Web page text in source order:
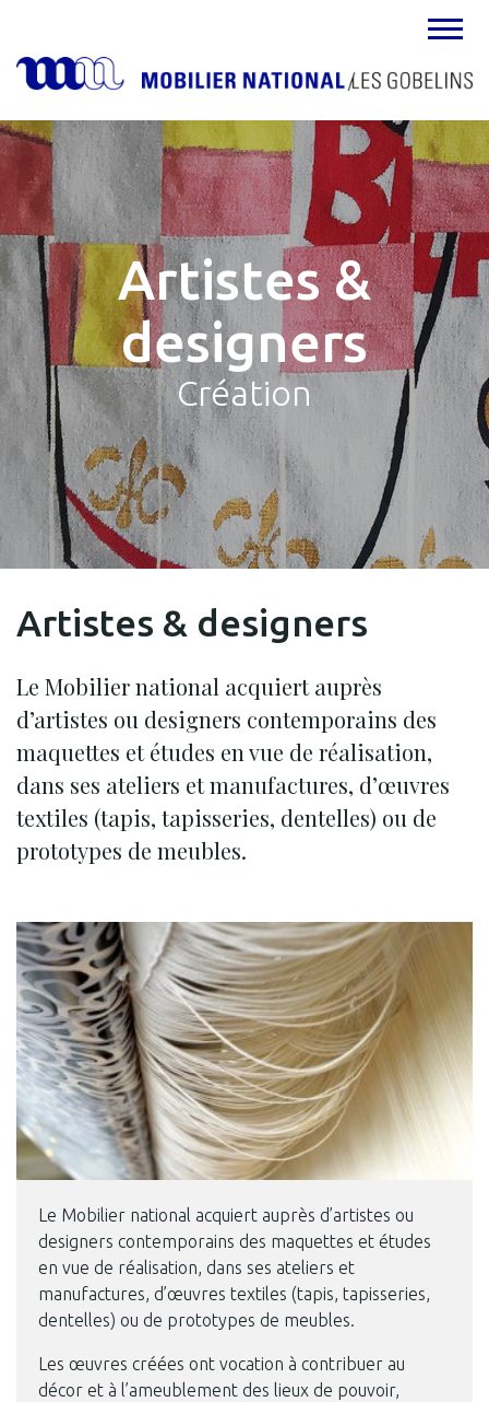
MENU
Artistes &
designers
Création
Artistes & designers
Le Mobilier national acquiert auprès
d’artistes ou designers contemporains des
maquettes et études en vue de réalisation,
dans ses ateliers et manufactures, d’œuvres
textiles (tapis, tapisseries, dentelles) ou de
prototypes de meubles.
Le Mobilier national acquiert auprès d’artistes ou
designers contemporains des maquettes et études
en vue de réalisation, dans ses ateliers et
manufactures, d’œuvres textiles (tapis, tapisseries,
dentelles) ou de prototypes de meubles.
Les œuvres créées ont vocation à contribuer au
décor et à l’ameublement des lieux de pouvoir,